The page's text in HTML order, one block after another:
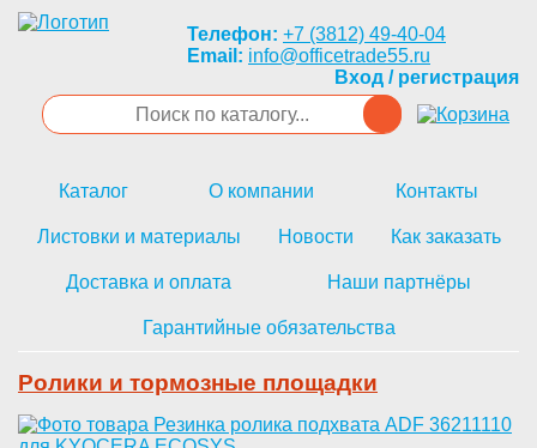
Телефон: +7 (3812) 49-40-04
Email: info@officetrade55.ru
Вход / регистрация
Каталог О компании Контакты
Листовки и материалы Новости Как заказать
Доставка и оплата Наши партнёры
Гарантийные обязательства
Ролики и тормозные площадки